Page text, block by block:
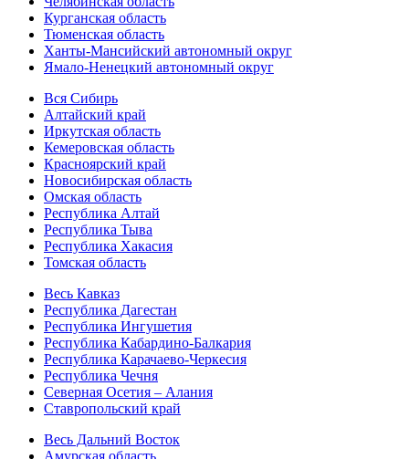
Курганская область
Тюменская область
Ханты-Мансийский автономный округ
Ямало-Ненецкий автономный округ
Вся Сибирь
Алтайский край
Иркутская область
Кемеровская область
Красноярский край
Новосибирская область
Омская область
Республика Алтай
Республика Тыва
Республика Хакасия
Томская область
Весь Кавказ
Республика Дагестан
Республика Ингушетия
Республика Кабардино-Балкария
Республика Карачаево-Черкесия
Республика Чечня
Северная Осетия – Алания
Ставропольский край
Весь Дальний Восток
Амурская область